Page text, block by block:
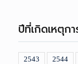
ปีที่เกิดเหตุก
2543 2544